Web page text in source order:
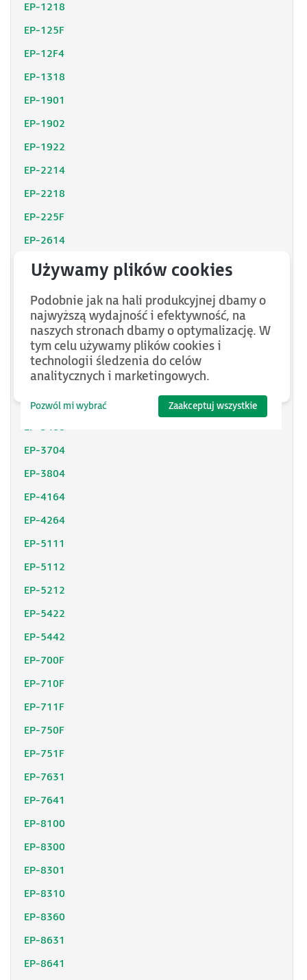
EP-1218
EP-125F
EP-12F4
EP-1318
EP-1901
EP-1902
EP-1922
EP-2214
EP-2218
EP-225F
EP-2614
EP-2634
EP-2814
EP-3124
EP-3164
EP-3264
EP-3368
EP-3468
EP-3704
EP-3804
EP-4164
EP-4264
EP-5111
EP-5112
EP-5212
EP-5422
EP-5442
EP-700F
EP-710F
EP-711F
EP-750F
EP-751F
EP-7631
EP-7641
EP-8100
EP-8300
EP-8301
EP-8310
EP-8360
EP-8631
EP-8641
Podobnie jak na hali produkcyjnej dbamy o
najwyższą wydajność i efektywność, na
naszych stronach dbamy o optymalizację. W
tym celu używamy plików cookies i
technologii śledzenia do celów
analitycznych i marketingowych.
Pozwól mi wybrać Zaakceptuj wszystkie